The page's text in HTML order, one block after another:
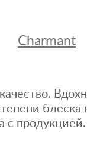
Charmant
блеска
с продукцией.